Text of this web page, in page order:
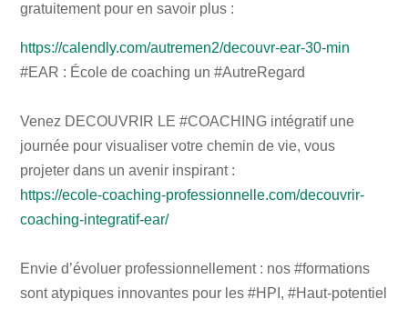
gratuitement pour en savoir plus :
https://calendly.com/autremen2/decouvr-ear-30-min
#EAR : École de coaching un #AutreRegard
Venez DECOUVRIR LE #COACHING intégratif une
journée pour visualiser votre chemin de vie, vous
projeter dans un avenir inspirant :
https://ecole-coaching-professionnelle.com/decouvrir-
coaching-integratif-ear/
Envie d’évoluer professionnellement : nos #formations
sont atypiques innovantes pour les #HPI, #Haut-potentiel